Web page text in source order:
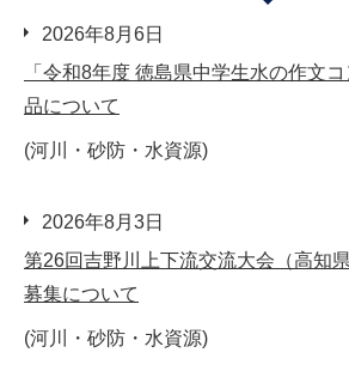
2026年8月6日
「令和8年度 徳島県中学生水の作文
品について
(河川・砂防・水資源)
2026年8月3日
第26回吉野川上下流交流大会（高知
募集について
(河川・砂防・水資源)